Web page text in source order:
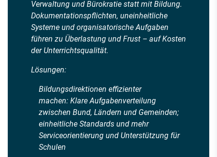
Verwaltung und Bürokratie statt mit Bildung.
Dokumentationspflichten, uneinheitliche
Systeme und organisatorische Aufgaben
führen zu Überlastung und Frust – auf Kosten
der Unterrichtsqualität.
Lösungen:
Bildungsdirektionen effizienter
machen: Klare Aufgabenverteilung
zwischen Bund, Ländern und Gemeinden;
einheitliche Standards und mehr
Serviceorientierung und Unterstützung für
Schulen